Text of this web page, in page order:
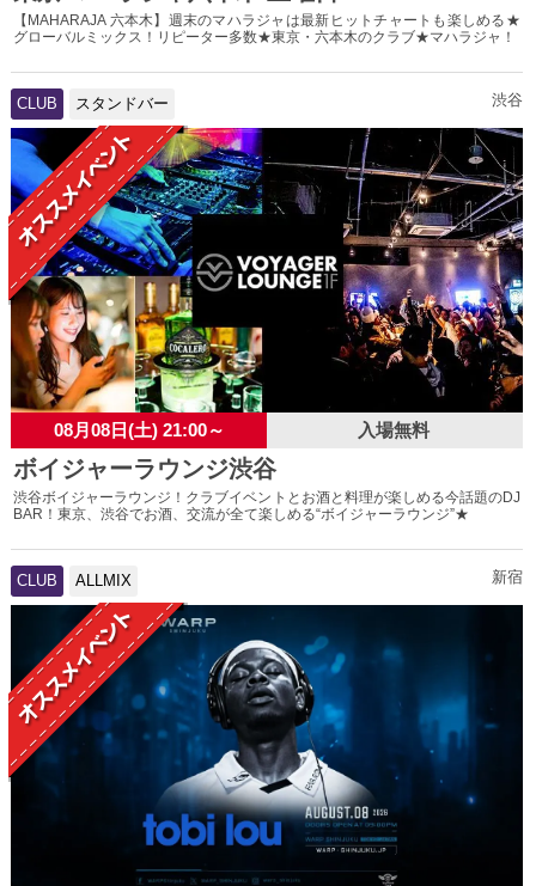
【MAHARAJA 六本木】週末のマハラジャは最新ヒットチャートも楽しめる★
グローバルミックス！リピーター多数★東京・六本木のクラブ★マハラジャ！
CLUB スタンドバー 渋谷
08月08日(土) 21:00～ 入場無料
ボイジャーラウンジ渋谷
渋谷ボイジャーラウンジ！クラブイベントとお酒と料理が楽しめる今話題のDJ
BAR！東京、渋谷でお酒、交流が全て楽しめる“ボイジャーラウンジ”★
CLUB ALLMIX 新宿